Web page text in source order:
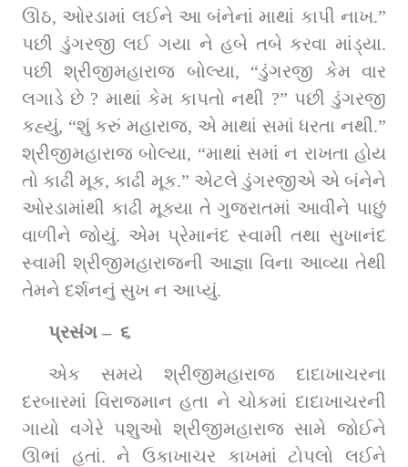
ઊઠ, ઓરડામાં લઈને આ બંનેનાં માથાં કાપી નાખ.”
પછી ડુંગરજી લઈ ગયા ને હબે તબે કરવા માંડ્યા.
પછી શ્રીજીમહારાજ બોલ્‍યા, “ડુંગરજી કેમ વાર
લગાડે છે ? માથાં કેમ કાપતો નથી ?” પછી ડુંગરજી
કહ્યું, “શું કરું મહારાજ, એ માથાં સમાં ધરતા નથી.”
શ્રીજીમહારાજ બોલ્‍યા, “માથાં સમાં ન રાખતા હોય
તો કાઢી મૂક, કાઢી મૂક.” એટલે ડુંગરજીએ એ બંનેને
ઓરડામાંથી કાઢી મૂક્યા તે ગુજરાતમાં આવીને પાછું
વાળીને જોયું. એમ પ્રેમાનંદ સ્વામી તથા સુખાનંદ
સ્વામી શ્રીજીમહારાજની આજ્ઞા વિના આવ્‍યા તેથી
તેમને દર્શનનું સુખ ન આપ્‍યું.
પ્રસંગ –  ૬
એક સમયે શ્રીજીમહારાજ દાદાખાચરના
દરબારમાં વિરાજમાન હતા ને ચોકમાં દાદાખાચરની
ગાયો વગેરે પશુઓ શ્રીજીમહારાજ સામે જોઈને
ઊભાં હતાં. ને ઉકાખાચર કાખમાં ટોપલો લઈને